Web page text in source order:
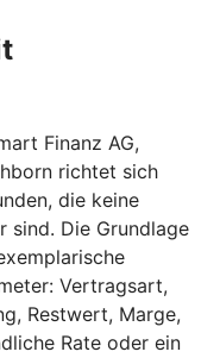
Finanz AG,
richtet sich
die keine
sind. Die Grundlage
Vertragsart,
Restwert, Marge,
Rate oder ein